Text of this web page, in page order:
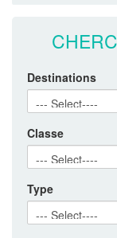
Destinations
Classe
Type